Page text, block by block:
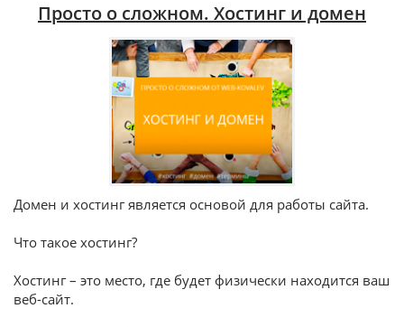
Просто о сложном. Хостинг и домен
Домен и хостинг является основой для работы сайта.
Что такое хостинг?
Хостинг – это место, где будет физически находится ваш
веб-сайт.